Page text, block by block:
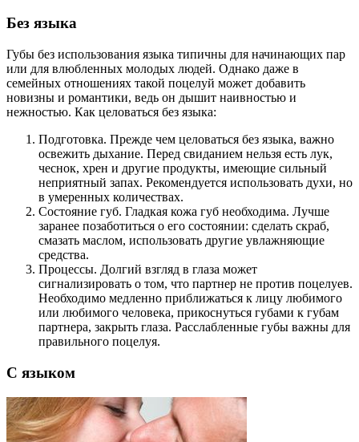
Без языка
Губы без использования языка типичны для начинающих пар
или для влюбленных молодых людей. Однако даже в
семейных отношениях такой поцелуй может добавить
новизны и романтики, ведь он дышит наивностью и
нежностью. Как целоваться без языка:
Подготовка. Прежде чем целоваться без языка, важно
освежить дыхание. Перед свиданием нельзя есть лук,
чеснок, хрен и другие продукты, имеющие сильный
неприятный запах. Рекомендуется использовать духи, но
в умеренных количествах.
Состояние губ. Гладкая кожа губ необходима. Лучше
заранее позаботиться о его состоянии: сделать скраб,
смазать маслом, использовать другие увлажняющие
средства.
Процессы. Долгий взгляд в глаза может
сигнализировать о том, что партнер не против поцелуев.
Необходимо медленно приближаться к лицу любимого
или любимого человека, прикоснуться губами к губам
партнера, закрыть глаза. Расслабленные губы важны для
правильного поцелуя.
С языком